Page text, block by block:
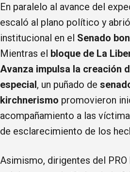
En paralelo al avance del
escaló al plano político y
institucional en el Senado
Mientras el bloque de La
Avanza impulsa la creación
especial, un puñado de
kirchnerismo promovieron
acompañamiento a las
de esclarecimiento de los
Asimismo, dirigentes del PRO